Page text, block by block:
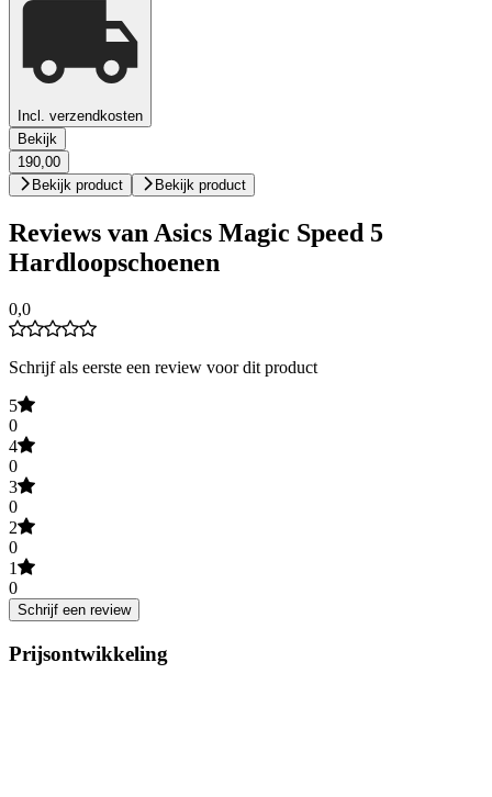
Incl. verzendkosten
Bekijk
190,00
Bekijk product
Bekijk product
Reviews van Asics Magic Speed 5
Hardloopschoenen
0,0
Schrijf als eerste een review voor dit product
5
0
4
0
3
0
2
0
1
0
Schrijf een review
Prijsontwikkeling